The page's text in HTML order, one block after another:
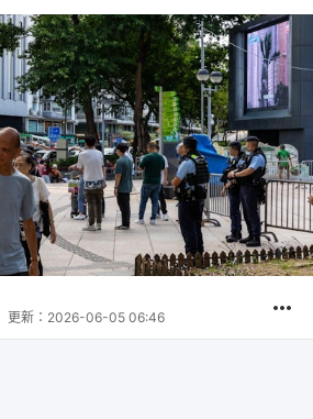
更新： 2026-06-05 06:46